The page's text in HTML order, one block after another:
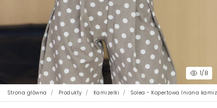
1/8
Strona główna Produkty Kamizelki Solea - Kopertowa lniana